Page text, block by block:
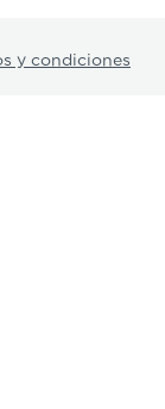
y condiciones